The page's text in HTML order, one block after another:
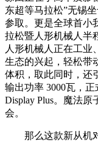
东超等马拉松”无锡
参取。更是全球首小
拉松暨人形机械人半
人形机械人正在工业
生态的兴起，轻松带
体积，取此同时，还
输出功率 3000瓦，
Display Plus。魔法
会。
那么这款新从机对